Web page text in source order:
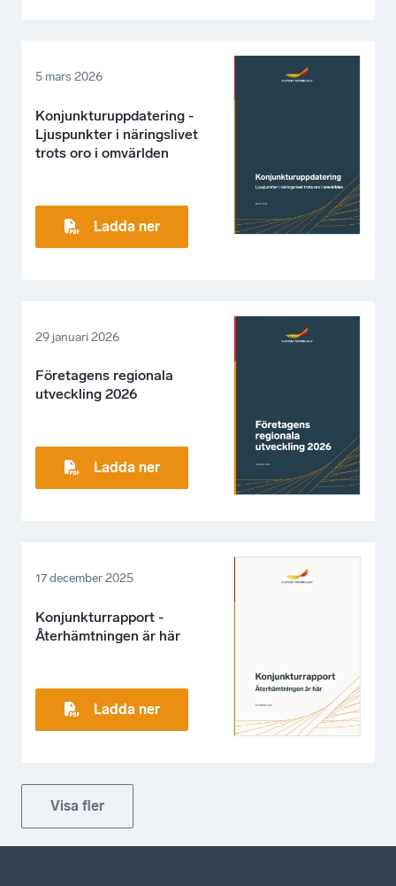
5 mars 2026
Konjunkturuppdatering -
Ljuspunkter i näringslivet
trots oro i omvärlden
Ladda ner
29 januari 2026
Företagens regionala
utveckling 2026
Ladda ner
17 december 2025
Konjunkturrapport -
Återhämtningen är här
Ladda ner
Visa fler